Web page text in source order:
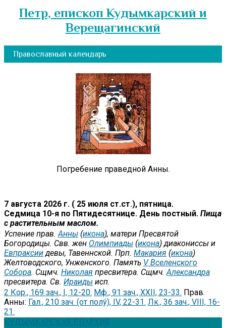
Петр, епископ Кудымкарский и
Верещагинский
Православный календарь
Погребение праведной Анны.
7 августа 2026 г. ( 25 июля ст.ст.), пятница.
Седмица 10-я по Пятидесятнице. День постный. Пища
с растительным маслом.
Успение прав.Анны (икона), матери Пресвятой
Богородицы. Свв. жен Олимпиады (икона) диакониссы и
Евпраксиидевы, Тавеннской. Прп. Макария (икона)
Желтоводского, Унженского. Память V Вселенского
Собора. Сщмч. Николая пресвитера. Сщмч.Александра
пресвитера. Св. Ираиды исп.
2 Кор., 169 зач., I, 12-20. Мф., 91 зач., XXII, 23-33. Прав.
Анны: Гал., 210 зач. (от полу́), IV, 22-31. Лк., 36 зач., VIII, 16-
21.
КУДЫМКАРСКАЯ ЕПАРХИЯ